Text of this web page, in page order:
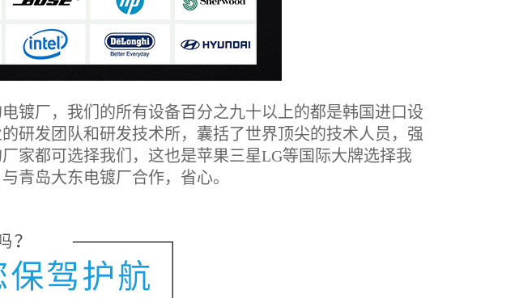
厂，我们的所有设备百分之九十以上的都是韩国进口设
研发团队和研发技术所，囊括了世界顶尖的技术人员，强
家都可选择我们，这也是苹果三星LG等国际大牌选择我
青岛大东电镀厂合作，省心。